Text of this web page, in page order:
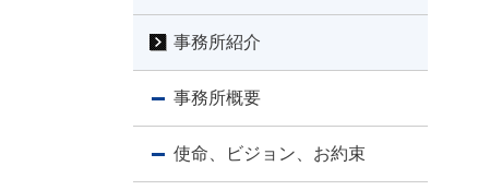
事務所紹介
事務所概要
使命、ビジョン、お約束